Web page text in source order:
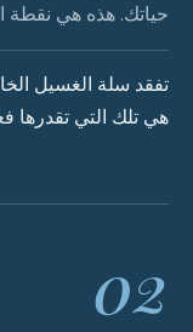
حياتك. هذه هي نقطة
تفقد سلة الغسيل
هي تلك التي تقدرها
02